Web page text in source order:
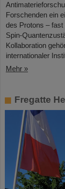
Forschenden ein
des Protons –
Spin-
Kollaboration
internationaler
Mehr »
Fregatte